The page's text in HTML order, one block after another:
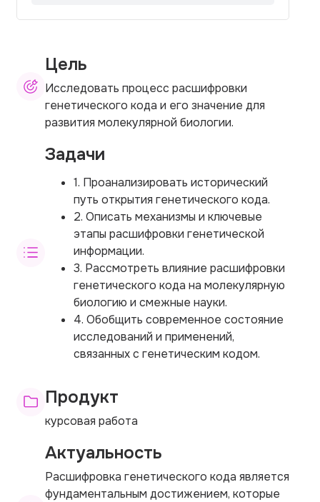
Цель
Исследовать процесс расшифровки
генетического кода и его значение для
развития молекулярной биологии.
Задачи
1. Проанализировать исторический
путь открытия генетического кода.
2. Описать механизмы и ключевые
этапы расшифровки генетической
информации.
3. Рассмотреть влияние расшифровки
генетического кода на молекулярную
биологию и смежные науки.
4. Обобщить современное состояние
исследований и применений,
связанных с генетическим кодом.
Продукт
курсовая работа
Актуальность
Расшифровка генетического кода является
фундаментальным достижением, которые